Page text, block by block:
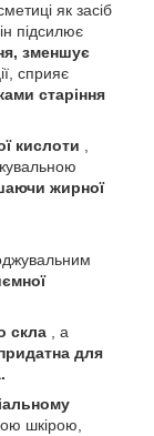
як засіб
підсилює
зменшує
сприяє
старіння
кислоти ,
жирної
скла , а
для
шкірою,